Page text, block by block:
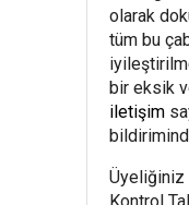
olarak
tüm bu
bir eksik
iletişim
Üyeliğiniz